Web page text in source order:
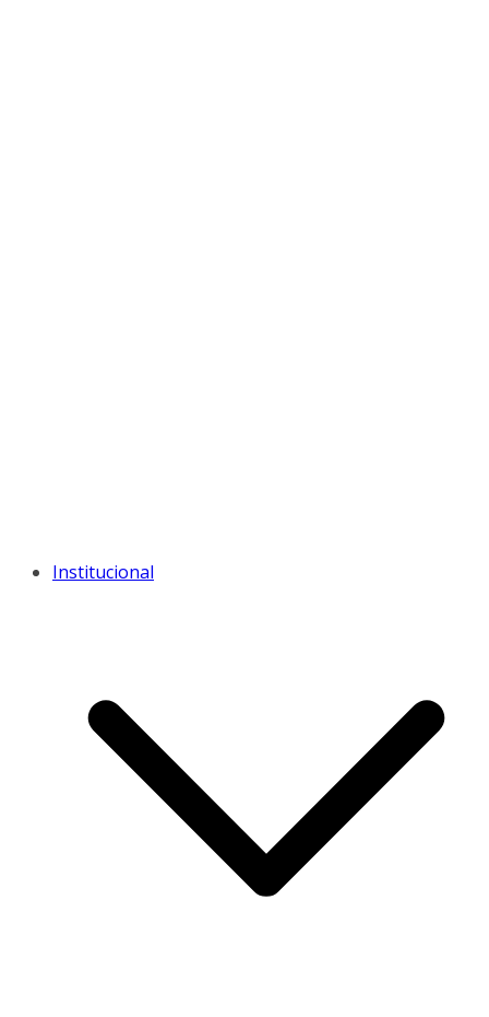
Institucional